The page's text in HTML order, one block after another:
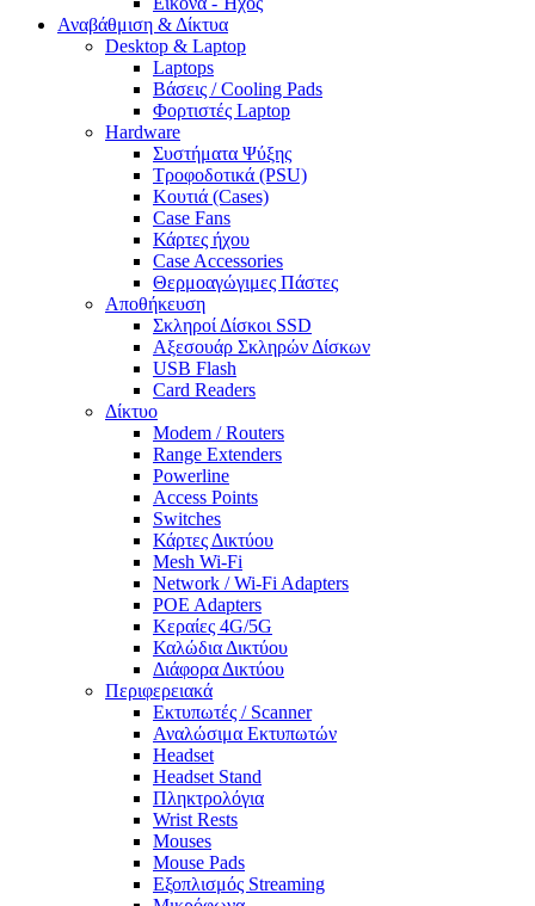
Αναβάθμιση & Δίκτυα
Desktop & Laptop
Laptops
Βάσεις / Cooling Pads
Φορτιστές Laptop
Hardware
Συστήματα Ψύξης
Τροφοδοτικά (PSU)
Κουτιά (Cases)
Case Fans
Κάρτες ήχου
Case Accessories
Θερμοαγώγιμες Πάστες
Αποθήκευση
Σκληροί Δίσκοι SSD
Αξεσουάρ Σκληρών Δίσκων
USB Flash
Card Readers
Δίκτυο
Modem / Routers
Range Extenders
Powerline
Access Points
Switches
Κάρτες Δικτύου
Mesh Wi-Fi
Network / Wi-Fi Adapters
POE Adapters
Κεραίες 4G/5G
Καλώδια Δικτύου
Διάφορα Δικτύου
Περιφερειακά
Εκτυπωτές / Scanner
Αναλώσιμα Εκτυπωτών
Headset
Headset Stand
Πληκτρολόγια
Wrist Rests
Mouses
Mouse Pads
Εξοπλισμός Streaming